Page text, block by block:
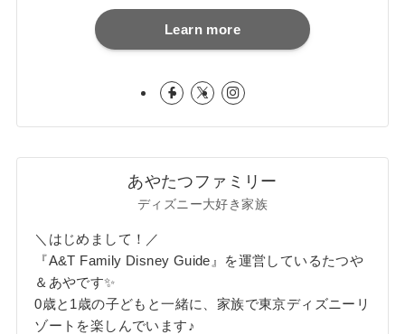
Learn more
あやたつファミリー
ディズニー大好き家族
＼はじめまして！／
『A&T Family Disney Guide』を運営しているたつや
＆あやです✨
0歳と1歳の子どもと一緒に、家族で東京ディズニーリ
ゾートを楽しんでいます♪